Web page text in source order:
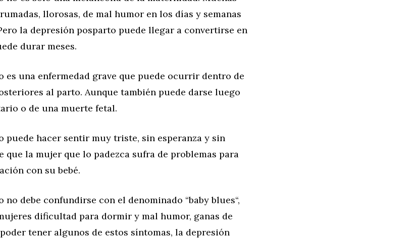
llorosas, de mal humor en los días y semanas
la depresión posparto puede llegar a convertirse en
durar meses.
es una enfermedad grave que puede ocurrir dentro de
al parto. Aunque también puede darse luego
o de una muerte fetal.
puede hacer sentir muy triste, sin esperanza y sin
que la mujer que lo padezca sufra de problemas para
con su bebé.
debe confundirse con el denominado “baby blues“,
dificultad para dormir y mal humor, ganas de
tener algunos de estos síntomas, la depresión